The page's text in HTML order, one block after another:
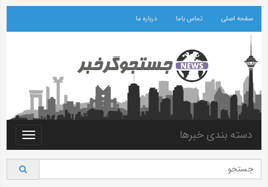
صفحه اصلی تماس باما درباره ما
Toggle
دسته بندی خبرها